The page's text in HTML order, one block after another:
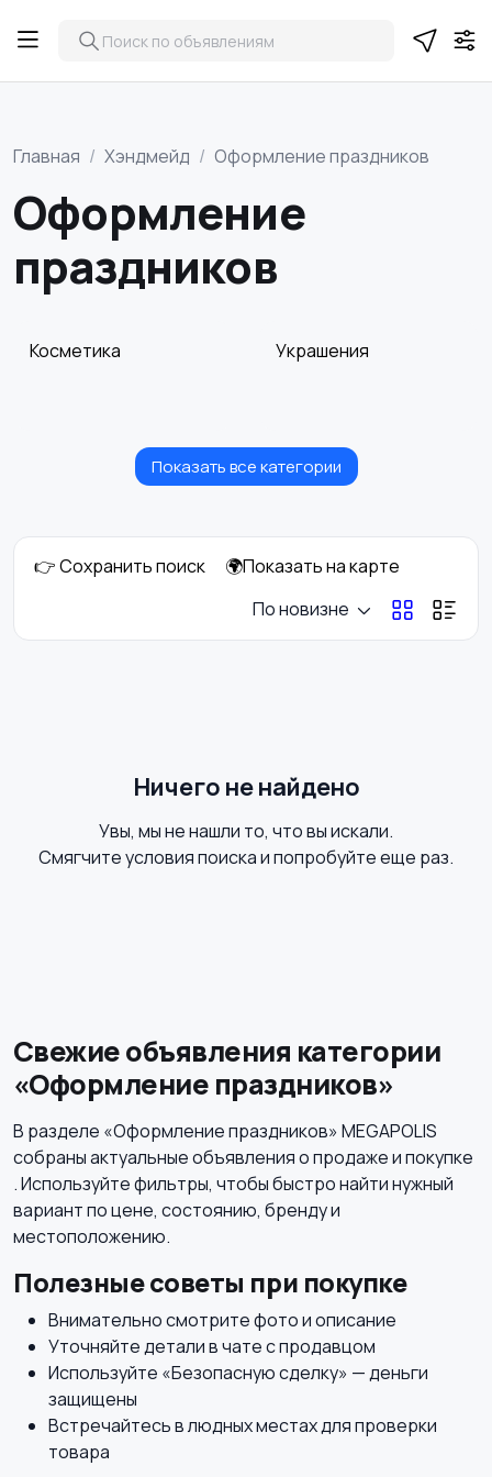
Главная Хэндмейд Оформление праздников
Оформление
праздников
Косметика Украшения
Куклы и игрушки
Оформление
Оформление
Другое
Показать все категории
👉 Сохранить поиск
🌍Показать на карте
По новизне
Ничего не найдено
Увы, мы не нашли то, что вы искали.
Смягчите условия поиска и попробуйте еще раз.
Свежие объявления категории
«Оформление праздников»
В разделе «Оформление праздников» MEGAPOLIS
собраны актуальные объявления о продаже и покупке
. Используйте фильтры, чтобы быстро найти нужный
вариант по цене, состоянию, бренду и
местоположению.
Полезные советы при покупке
Внимательно смотрите фото и описание
Уточняйте детали в чате с продавцом
Используйте «Безопасную сделку» — деньги
защищены
Встречайтесь в людных местах для проверки
товара